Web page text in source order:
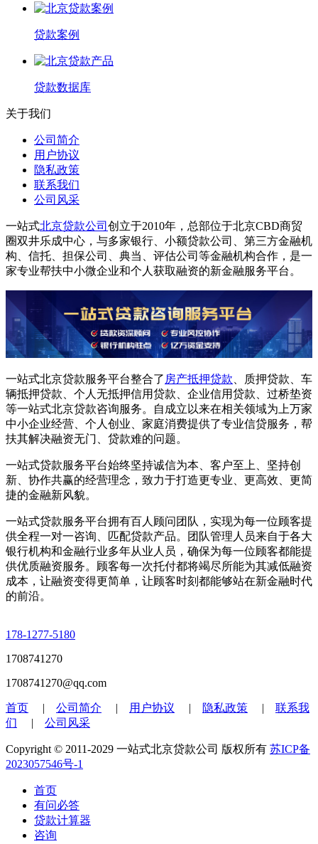
贷款案例
贷款数据库
关于我们
公司简介
用户协议
隐私政策
联系我们
公司风采
一站式北京贷款公司 创立于2010年，总部位于北京CBD商贸
圈双井乐成中心，与多家银行、小额贷款公司、第三方金融机
构、信托、担保公司、典当、评估公司等金融机构合作，是一
家专业帮扶中小微企业和个人获取融资的新金融服务平台。
一站式北京贷款服务平台整合了 房产抵押贷款 、质押贷款、车
辆抵押贷款、个人无抵押信用贷款、企业信用贷款、过桥垫资
等一站式北京贷款咨询服务。自成立以来在相关领域为上万家
中小企业经营、个人创业、家庭消费提供了专业信贷服务，帮
扶其解决融资无门、贷款难的问题。
一站式贷款服务平台始终坚持诚信为本、客户至上、坚持创
新、协作共赢的经营理念，致力于打造更专业、更高效、更简
捷的金融新风貌。
一站式贷款服务平台拥有百人顾问团队，实现为每一位顾客提
供全程一对一咨询、匹配贷款产品。团队管理人员来自于各大
银行机构和金融行业多年从业人员，确保为每一位顾客都能提
供优质融资服务。顾客每一次托付都将竭尽所能为其减低融资
成本，让融资变得更简单，让顾客时刻都能够站在新金融时代
的前沿。
178-1277-5180
1708741270
1708741270@qq.com
首页 | 公司简介 | 用户协议 | 隐私政策 | 联系我
们 | 公司风采
Copyright © 2011-2029 一站式北京贷款公司 版权所有 苏ICP备
2023057546号-1
首页
有问必答
贷款计算器
咨询